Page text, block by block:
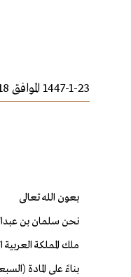
1447-1-23 الموافق 18-07-2025
بعون الله تعالى
نحن سلمان بن
ملك المملكة
بناءً على المادة (السبعين)